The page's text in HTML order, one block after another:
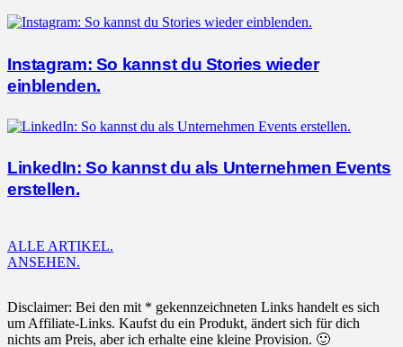
Instagram: So kannst du Stories wieder
einblenden.
LinkedIn: So kannst du als Unternehmen Events
erstellen.
ALLE ARTIKEL.
ANSEHEN.
Disclaimer: Bei den mit * gekennzeichneten Links handelt es sich
um Affiliate-Links. Kaufst du ein Produkt, ändert sich für dich
nichts am Preis, aber ich erhalte eine kleine Provision. 🙂